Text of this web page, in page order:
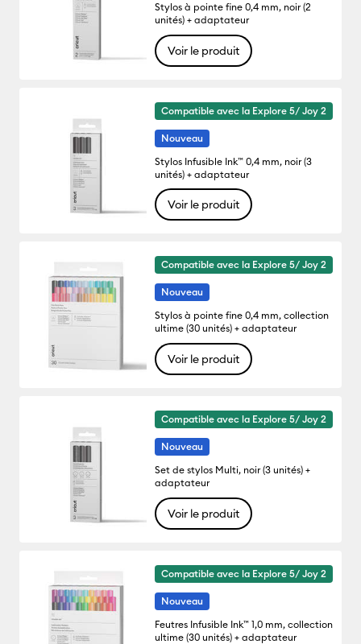
Stylos à pointe fine 0,4 mm, noir (2
unités) + adaptateur
Voir le produit
Compatible avec la Explore 5/ Joy 2
Nouveau
Stylos Infusible Ink™ 0,4 mm, noir (3
unités) + adaptateur
Voir le produit
Compatible avec la Explore 5/ Joy 2
Nouveau
Stylos à pointe fine 0,4 mm, collection
ultime (30 unités) + adaptateur
Voir le produit
Compatible avec la Explore 5/ Joy 2
Nouveau
Set de stylos Multi, noir (3 unités) +
adaptateur
Voir le produit
Compatible avec la Explore 5/ Joy 2
Nouveau
Feutres Infusible Ink™ 1,0 mm, collection
ultime (30 unités) + adaptateur